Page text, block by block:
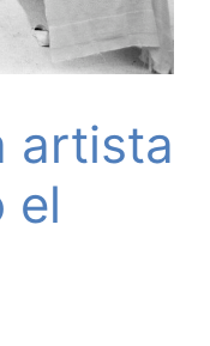
artista
el